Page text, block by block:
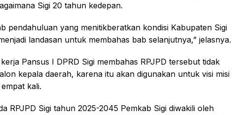
Sigi 20 tahun kedepan.
pendahuluan yang menitikberatkan kondisi Kabupaten Sigi
landasan untuk membahas bab selanjutnya,” jelasnya.
Pansus I DPRD Sigi membahas RPJPD tersebut tidak
kepala daerah, karena itu akan digunakan untuk visi misi
kali.
RPJPD Sigi tahun 2025-2045 Pemkab Sigi diwakili oleh